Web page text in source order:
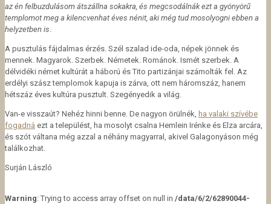
az én felbuzdulásom átszállna sokakra, és megcsodálnák ezt a gyönyörű
templomot meg a kilencvenhat éves nénit, aki még tud mosolyogni ebben a
helyzetben is
A pusztulás fájdalmas érzés. Szél szalad ide-oda, népek jönnek és
mennek. Magyarok. Szerbek. Németek. Románok. Ismét szerbek. A
délvidéki német kultúrát a háború és Tito partizánjai számolták fel. Az
erdélyi szász templomok kapuja is zárva, ott nem háromszáz, hanem
hétszáz éves kultúra pusztult. Szegényedik a világ.
Van-e visszaút? Nehéz hinni benne. De nagyon örülnék, ha valaki szívébe
fogadná ezt a települést, ha mosolyt csalna Hemlein Irénke és Elza arcára,
és szót váltana még azzal a néhány magyarral, akivel Galagonyáson még
találkozhat.
Surján László
Warning: Trying to access array offset on null in /data/6/2/62890044-